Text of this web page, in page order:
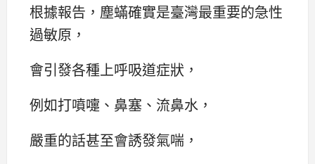
根據報告，塵蟎確實是臺灣最重要的急性
過敏原，
會引發各種上呼吸道症狀，
例如打噴嚏、鼻塞、流鼻水，
嚴重的話甚至會誘發氣喘，